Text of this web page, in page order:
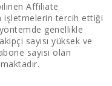
Affiliate
işletmelerin tercih ettiği
genellikle
sayısı yüksek ve
sayısı olan